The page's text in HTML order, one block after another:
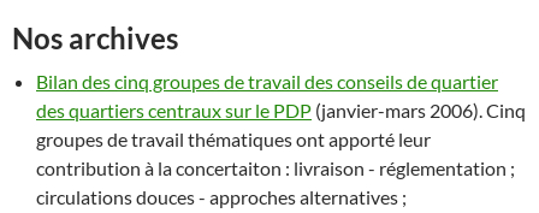
Nos archives
Bilan des cinq groupes de travail des conseils de quartier
des quartiers centraux sur le PDP (janvier-mars 2006). Cinq
groupes de travail thématiques ont apporté leur
contribution à la concertaiton : livraison - réglementation ;
circulations douces - approches alternatives ;